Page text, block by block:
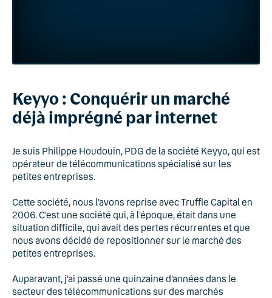
Keyyo : Conquérir un marché
déjà imprégné par internet
Je suis Philippe Houdouin, PDG de la société Keyyo, qui est
opérateur de télécommunications spécialisé sur les
petites entreprises.
Cette société, nous l’avons reprise avec Truffle Capital en
2006. C’est une société qui, à l’époque, était dans une
situation difficile, qui avait des pertes récurrentes et que
nous avons décidé de repositionner sur le marché des
petites entreprises.
Auparavant, j’ai passé une quinzaine d’années dans le
secteur des télécommunications sur des marchés